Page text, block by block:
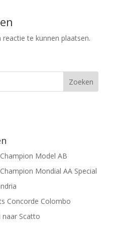
reactie te kunnen plaatsen.
Model AB
Mondial AA Special
Concorde Colombo
naar Scatto